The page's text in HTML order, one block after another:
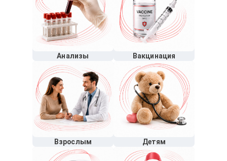
Анализы Вакцинация
Взрослым Детям